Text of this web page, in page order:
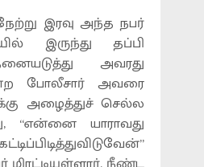
இரவு அந்த நபர்
இருந்து தப்பி
அவரது
போலீசார் அவரை
அழைத்துச் செல்ல
“என்னை யாராவது